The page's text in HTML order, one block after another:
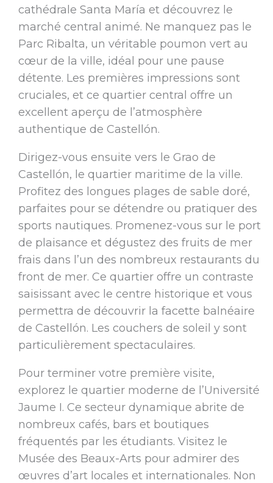
cathédrale Santa María et découvrez le
marché central animé. Ne manquez pas le
Parc Ribalta, un véritable poumon vert au
cœur de la ville, idéal pour une pause
détente. Les premières impressions sont
cruciales, et ce quartier central offre un
excellent aperçu de l’atmosphère
authentique de Castellón.
Dirigez-vous ensuite vers le Grao de
Castellón, le quartier maritime de la ville.
Profitez des longues plages de sable doré,
parfaites pour se détendre ou pratiquer des
sports nautiques. Promenez-vous sur le port
de plaisance et dégustez des fruits de mer
frais dans l’un des nombreux restaurants du
front de mer. Ce quartier offre un contraste
saisissant avec le centre historique et vous
permettra de découvrir la facette balnéaire
de Castellón. Les couchers de soleil y sont
particulièrement spectaculaires.
Pour terminer votre première visite,
explorez le quartier moderne de l’Université
Jaume I. Ce secteur dynamique abrite de
nombreux cafés, bars et boutiques
fréquentés par les étudiants. Visitez le
Musée des Beaux-Arts pour admirer des
œuvres d’art locales et internationales. Non